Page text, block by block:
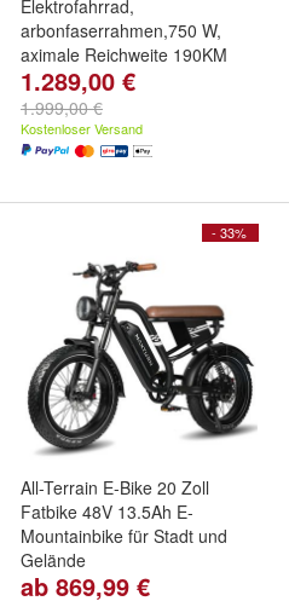
Elektrofahrrad,
arbonfaserrahmen,750 W,
aximale Reichweite 190KM
Farbe:blauund
1.289,00 €
1.999,00 €
Kostenloser Versand
- 33%
All-Terrain E-Bike 20 Zoll
Fatbike 48V 13.5Ah E-
Mountainbike für Stadt und
Gelände
Farbe:Schwarz,
ab 869,99 €